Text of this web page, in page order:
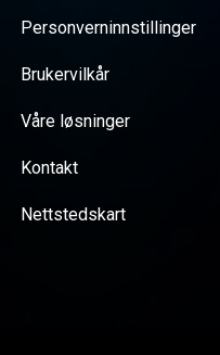
Personverninnstillinger
Brukervilkår
Våre løsninger
Kontakt
Nettstedskart